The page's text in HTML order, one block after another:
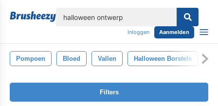
Inloggen Aanmelden
Pompoen Bloed Vallen Halloween Borstels
Filters